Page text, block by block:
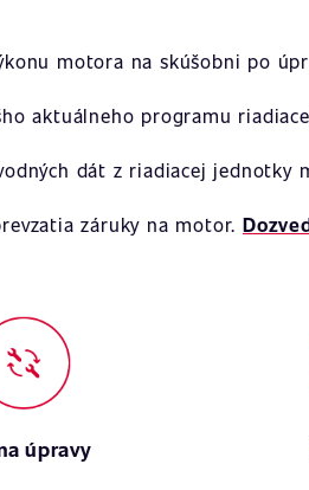
motora na skúšobni po
aktuálneho programu
dát z riadiacej jednotky
záruky na motor.
úpravy